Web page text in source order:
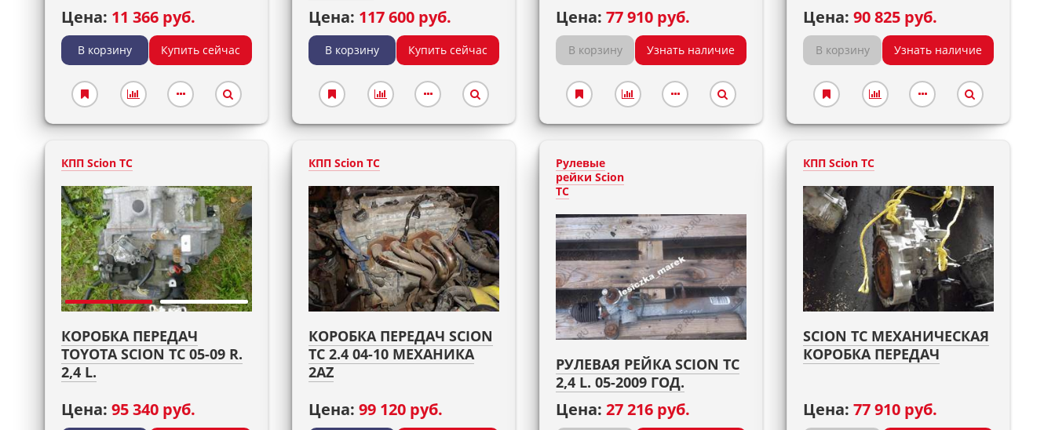
Цена: 11 366 руб.
В корзину Купить сейчас
Цена: 117 600 руб.
В корзину Купить сейчас
Цена: 77 910 руб.
В корзину Узнать наличие
Цена: 90 825 руб.
В корзину Узнать наличие
КПП Scion TC
КОРОБКА ПЕРЕДАЧ
TOYOTA SCION TC 05-09 R.
2,4 L.
Цена: 95 340 руб.
КПП Scion TC
КОРОБКА ПЕРЕДАЧ SCION
TC 2.4 04-10 МЕХАНИКА
2AZ
Цена: 99 120 руб.
Рулевые
рейки Scion
TC
РУЛЕВАЯ РЕЙКА SCION TC
2,4 L. 05-2009 ГОД.
Цена: 27 216 руб.
КПП Scion TC
SCION TC МЕХАНИЧЕСКАЯ
КОРОБКА ПЕРЕДАЧ
Цена: 77 910 руб.